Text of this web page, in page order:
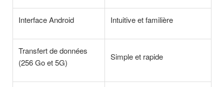
Interface Android Intuitive et familière
Transfert de données
(256 Go et 5G)
Simple et rapide